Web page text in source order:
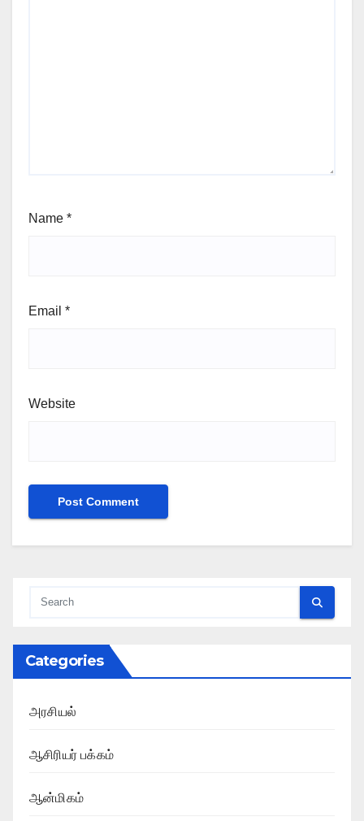
Name *
Email *
Website
Categories
அரசியல்
ஆசிரியர் பக்கம்
ஆன்மிகம்